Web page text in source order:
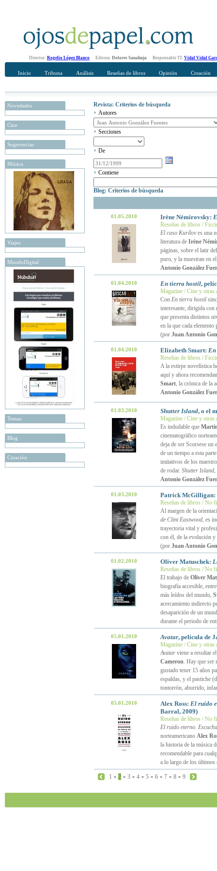
Director: Rogelio López Blanco Editora: Dolores Sanahuja Responsable TI: Vidal Vidal
Inicio Tribuna Análisis Reseñas de libros Opinión Creación
Novedades
Cine
Sugerencias
Música
Viajes
MundoDigital
Temas
Blog
Creación
Revista: Criterios de búsqueda
Autores
Secciones
De
Contiene
Blog: Criterios de búsqueda
01.05.2010 Irène Némirovsky:
Reseñas de libros /
El caso Kuríloves una
literatura de Irène
páginas, sobre el latir
puro, y la muestran en
Antonio González
01.04.2010 En tierra hostil,
Magazine / Cine y otras
Con En tierra hostil
interesante, dirigida
que presenta distintos
en la que cada
(por Juan Antonio
01.04.2010 Elizabeth Smart: En
Reseñas de libros /
A la estirpe novelística
aquí y ahora
Smart, la crónica de la
Antonio González
01.03.2010 Shutter Island, o el
Magazine / Cine y otras
Es indudable que
cinematográfico
deja de ser Scorsese un
de un tiempo a esta
imitativos de los
de rodar. Shutter Island,
Antonio González
01.03.2010 Patrick McGilligan:
Reseñas de libros / No
Al margen de la
de Clint Eastwood, es
trayectoria vital y
con él, de la evolución
(por Juan Antonio
01.02.2010 Oliver Matuschek:
Reseñas de libros / No
El trabajo de Oliver
biografía accesible,
más leídos del mundo,
acercamiento indirecto
desaparición de un
durante el periodo de
05.01.2010 Avatar, película de
Magazine / Cine y otras
Avatarviene a resultar
Cameron. Hay que ser
gustado tener 15 años
espaldas, y el pastiche
tontorrón, aburrido,
05.01.2010 Alex Ross: El ruido
Barral, 2009)
Reseñas de libros / No
El ruido eterno.
norteamericano Alex
la historia de la música
recomendable para
a lo largo de los
1 - 2 - 3 - 4 - 5 - 6 - 7 - 8 - 9